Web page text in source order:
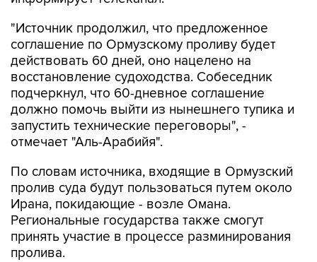
"Источник продолжил, что предложенное
соглашение по Ормузскому проливу будет
действовать 60 дней, оно нацелено на
восстановление судоходства. Собеседник
подчеркнул, что 60-дневное соглашение
должно помочь выйти из нынешнего тупика и
запустить технические переговоры", -
отмечает "Аль-Арабийя".
По словам источника, входящие в Ормузский
пролив суда будут пользоваться путем около
Ирана, покидающие - возле Омана.
Региональные государства также смогут
принять участие в процессе разминирования
пролива.